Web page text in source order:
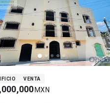
VENTA
MXN